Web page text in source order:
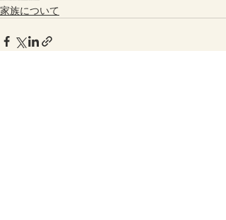
家族について